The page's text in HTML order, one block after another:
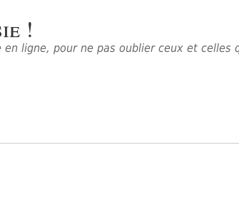
!
ligne, pour ne pas oublier ceux et celles